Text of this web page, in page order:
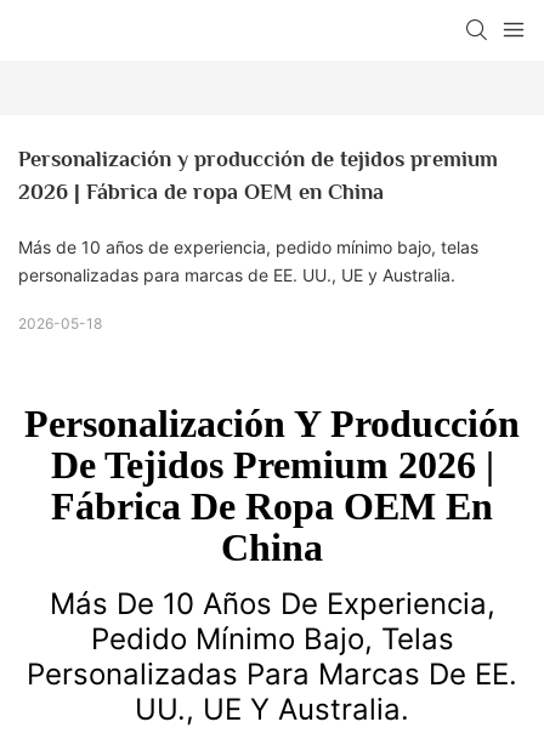
Personalización y producción de tejidos premium
2026 | Fábrica de ropa OEM en China
Más de 10 años de experiencia, pedido mínimo bajo, telas
personalizadas para marcas de EE. UU., UE y Australia.
2026-05-18
Personalización Y Producción
De Tejidos Premium 2026 |
Fábrica De Ropa OEM En
China
Más De 10 Años De Experiencia,
Pedido Mínimo Bajo, Telas
Personalizadas Para Marcas De EE.
UU., UE Y Australia.